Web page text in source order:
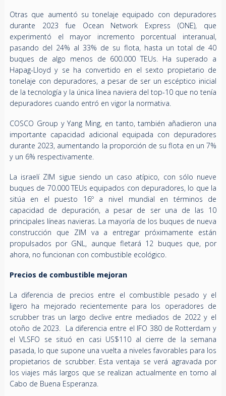
Otras que aumentó su tonelaje equipado con depuradores
durante 2023 fue Ocean Network Express (ONE), que
experimentó el mayor incremento porcentual interanual,
pasando del 24% al 33% de su flota, hasta un total de 40
buques de algo menos de 600.000 TEUs. Ha superado a
Hapag-Lloyd y se ha convertido en el sexto propietario de
tonelaje con depuradores, a pesar de ser un escéptico inicial
de la tecnología y la única línea naviera del top-10 que no tenía
depuradores cuando entró en vigor la normativa.
COSCO Group y Yang Ming, en tanto, también añadieron una
importante capacidad adicional equipada con depuradores
durante 2023, aumentando la proporción de su flota en un 7%
y un 6% respectivamente.
La israelí ZIM sigue siendo un caso atípico, con sólo nueve
buques de 70.000 TEUs equipados con depuradores, lo que la
sitúa en el puesto 16º a nivel mundial en términos de
capacidad de depuración, a pesar de ser una de las 10
principales líneas navieras. La mayoría de los buques de nueva
construcción que ZIM va a entregar próximamente están
propulsados por GNL, aunque fletará 12 buques que, por
ahora, no funcionan con combustible ecológico.
Precios de combustible mejoran
La diferencia de precios entre el combustible pesado y el
ligero ha mejorado recientemente para los operadores de
scrubber tras un largo declive entre mediados de 2022 y el
otoño de 2023. La diferencia entre el IFO 380 de Rotterdam y
el VLSFO se situó en casi US$110 al cierre de la semana
pasada, lo que supone una vuelta a niveles favorables para los
propietarios de scrubber. Esta ventaja se verá agravada por
los viajes más largos que se realizan actualmente en torno al
Cabo de Buena Esperanza.